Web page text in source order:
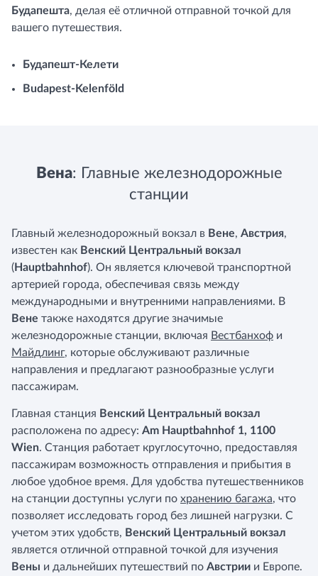
Будапешта, делая её отличной отправной точкой для
вашего путешествия.
Будапешт-Келети
Budapest-Kelenföld
Вена: Главные железнодорожные
станции
Главный железнодорожный вокзал в Вене, Австрия,
известен как Венский Центральный вокзал
(Hauptbahnhof). Он является ключевой транспортной
артерией города, обеспечивая связь между
международными и внутренними направлениями. В
Вене также находятся другие значимые
железнодорожные станции, включая Вестбанхоф и
Майдлинг, которые обслуживают различные
направления и предлагают разнообразные услуги
пассажирам.
Главная станция Венский Центральный вокзал
расположена по адресу: Am Hauptbahnhof 1, 1100
Wien. Станция работает круглосуточно, предоставляя
пассажирам возможность отправления и прибытия в
любое удобное время. Для удобства путешественников
на станции доступны услуги по хранению багажа, что
позволяет исследовать город без лишней нагрузки. С
учетом этих удобств, Венский Центральный вокзал
является отличной отправной точкой для изучения
Вены и дальнейших путешествий по Австрии и Европе.